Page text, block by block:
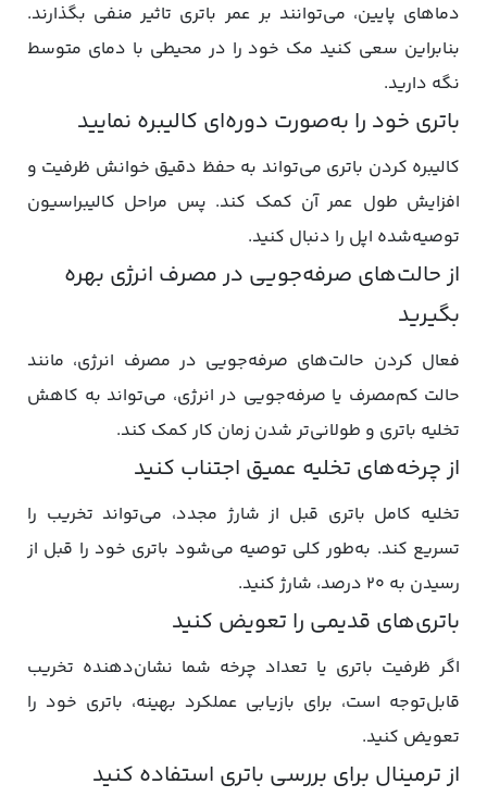
دماهای پایین، می‌توانند بر عمر باتری تاثیر منفی بگذارند.
بنابراین سعی کنید مک خود را در محیطی با دمای متوسط
نگه دارید.
باتری خود را به‌صورت دوره‌ای کالیبره نمایید
کالیبره کردن باتری می‌تواند به حفظ دقیق خوانش ظرفیت و
افزایش طول عمر آن کمک کند. پس مراحل کالیبراسیون
توصیه‌شده اپل را دنبال کنید.
از حالت‌های صرفه‌جویی در مصرف انرژی بهره
بگیرید
فعال کردن حالت‌های صرفه‌جویی در مصرف انرژی، مانند
حالت کم‌مصرف یا صرفه‌جویی در انرژی، می‌تواند به کاهش
تخلیه باتری و طولانی‌تر شدن زمان کار کمک کند.
از چرخه‌های تخلیه عمیق اجتناب کنید
تخلیه کامل باتری قبل از شارژ مجدد، می‌تواند تخریب را
تسریع کند. به‌طور کلی توصیه می‌شود باتری خود را قبل از
رسیدن به ۲۰ درصد، شارژ کنید.
باتری‌های قدیمی را تعویض کنید
اگر ظرفیت باتری یا تعداد چرخه شما نشان‌دهنده تخریب
قابل‌توجه است، برای بازیابی عملکرد بهینه، باتری خود را
تعویض کنید.
از ترمینال برای بررسی باتری استفاده کنید